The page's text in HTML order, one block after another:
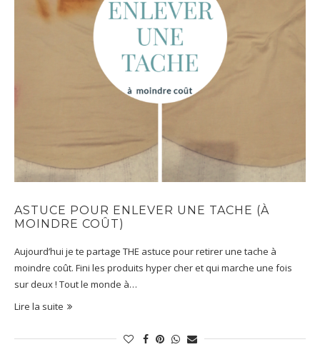
ASTUCE POUR ENLEVER UNE TACHE (À
MOINDRE COÛT)
Aujourd’hui je te partage THE astuce pour retirer une tache à
moindre coût. Fini les produits hyper cher et qui marche une fois
sur deux ! Tout le monde à…
Lire la suite